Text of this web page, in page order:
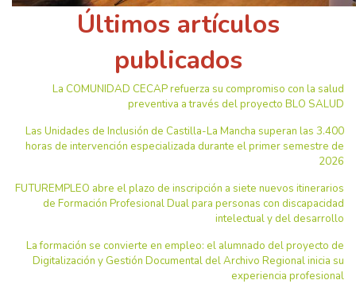
Últimos artículos
publicados
La COMUNIDAD CECAP refuerza su compromiso con la salud
preventiva a través del proyecto BLO SALUD
Las Unidades de Inclusión de Castilla-La Mancha superan las 3.400
horas de intervención especializada durante el primer semestre de
2026
FUTUREMPLEO abre el plazo de inscripción a siete nuevos itinerarios
de Formación Profesional Dual para personas con discapacidad
intelectual y del desarrollo
La formación se convierte en empleo: el alumnado del proyecto de
Digitalización y Gestión Documental del Archivo Regional inicia su
experiencia profesional